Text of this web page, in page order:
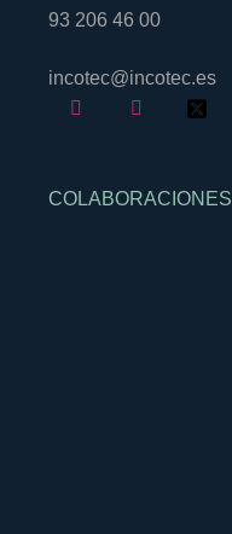
93 206 46 00
incotec@incotec.es
COLABORACIONES